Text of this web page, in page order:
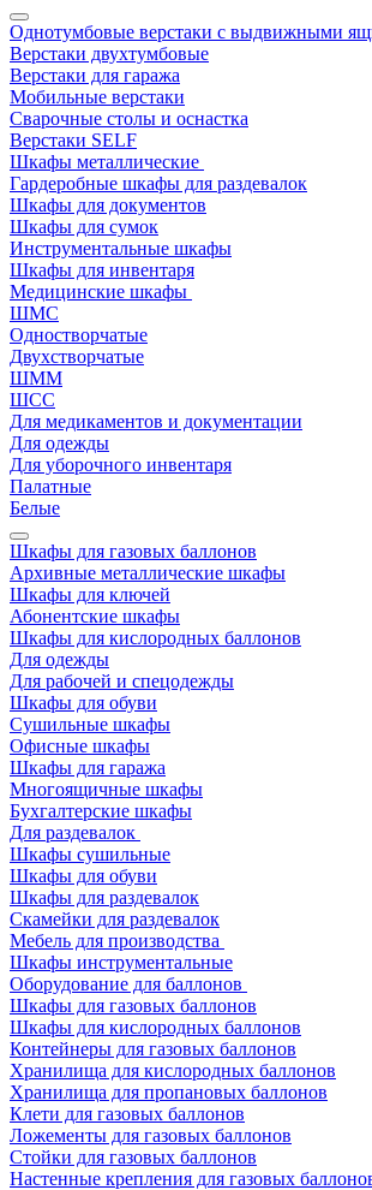
Однотумбовые верстаки с выдвижными
Верстаки двухтумбовые
Верстаки для гаража
Мобильные верстаки
Сварочные столы и оснастка
Верстаки SELF
Шкафы металлические
Гардеробные шкафы для раздевалок
Шкафы для документов
Шкафы для сумок
Инструментальные шкафы
Шкафы для инвентаря
Медицинские шкафы
ШМС
Одностворчатые
Двухстворчатые
ШММ
ШСС
Для медикаментов и документации
Для одежды
Для уборочного инвентаря
Палатные
Белые
Шкафы для газовых баллонов
Архивные металлические шкафы
Шкафы для ключей
Абонентские шкафы
Шкафы для кислородных баллонов
Для одежды
Для рабочей и спецодежды
Шкафы для обуви
Сушильные шкафы
Офисные шкафы
Шкафы для гаража
Многоящичные шкафы
Бухгалтерские шкафы
Для раздевалок
Шкафы сушильные
Шкафы для обуви
Шкафы для раздевалок
Скамейки для раздевалок
Мебель для производства
Шкафы инструментальные
Оборудование для баллонов
Шкафы для газовых баллонов
Шкафы для кислородных баллонов
Контейнеры для газовых баллонов
Хранилища для кислородных баллонов
Хранилища для пропановых баллонов
Клети для газовых баллонов
Ложементы для газовых баллонов
Стойки для газовых баллонов
Настенные крепления для газовых